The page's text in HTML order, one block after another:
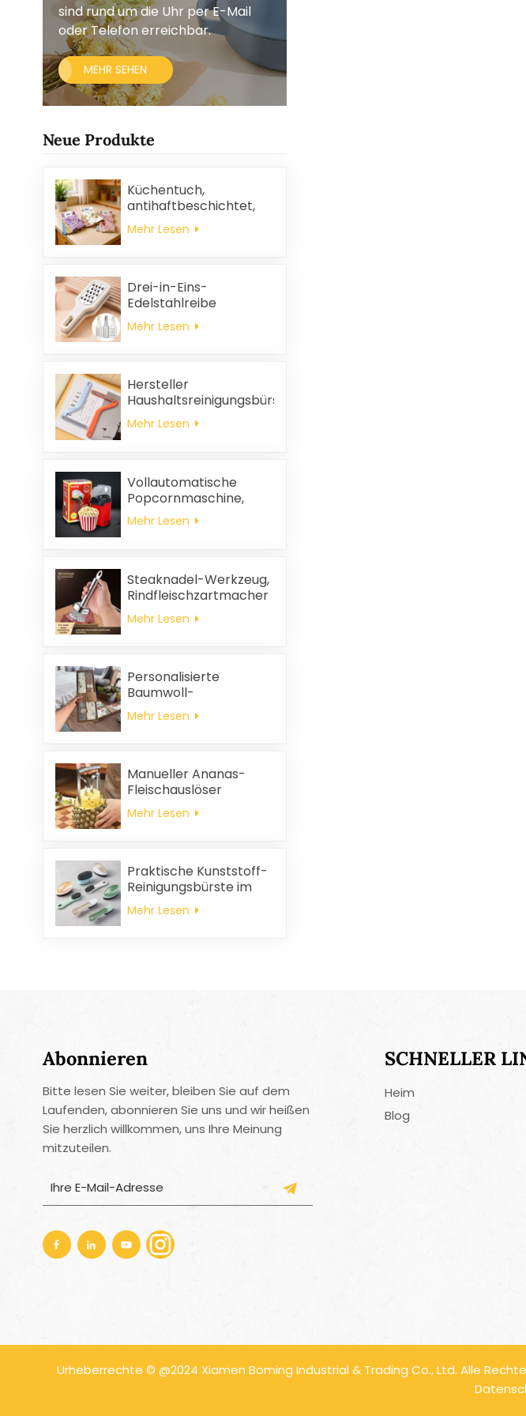
sind rund um die Uhr per E-Mail
oder Telefon erreichbar.
MEHR SEHEN
Neue Produkte
Küchentuch,
antihaftbeschichtet,
ölabweisend, leicht zu
reinigen, dick, bedruckt,
wiederverwendbar,
umweltfreundlich
Mehr Lesen
Drei-in-Eins-
Edelstahlreibe
Mehr Lesen
Hersteller
Haushaltsreinigungsbürste
aus Kunststoff Kleidung
statische
Mehr Lesen
Vollautomatische
Popcornmaschine,
tragbare
Popcornmaschine für
Mehr Lesen
Steaknadel-Werkzeug,
Rindfleischzartmacher
Mehr Lesen
Personalisierte
Baumwoll-
Hochzeitsgeschenke
und
Servietten und
Putzlappen-
Mehr Lesen
Manueller Ananas-
Fleischauslöser
Mehr Lesen
Praktische Kunststoff-
Reinigungsbürste im
Großhandel
Mehr Lesen
Abonnieren
Bitte lesen Sie weiter, bleiben Sie auf dem
Laufenden, abonnieren Sie uns und wir heißen
Sie herzlich willkommen, uns Ihre Meinung
mitzuteilen.
SCHNELLER
Heim
Blog
Urheberrechte © @2024 Xiamen Boming Industrial & Trading Co., Ltd. Alle